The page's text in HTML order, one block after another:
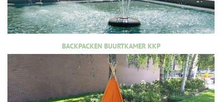
BACKPACKEN BUURTKAMER KKP